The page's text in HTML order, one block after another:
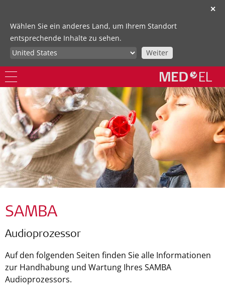
✕
Wählen Sie ein anderes Land, um Ihrem Standort
entsprechende Inhalte zu sehen.
Weiter
SAMBA
Audioprozessor
Auf den folgenden Seiten finden Sie alle Informationen
zur Handhabung und Wartung Ihres SAMBA
Audioprozessors.